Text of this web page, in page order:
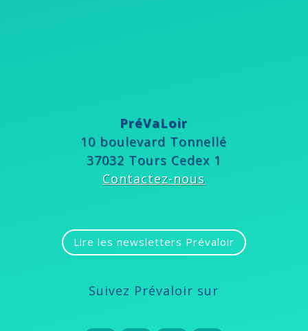
PréVaLoir
10 boulevard Tonnellé
37032 Tours Cedex 1
Contactez-nous
Lire les newsletters Prévaloir
Suivez Prévaloir sur